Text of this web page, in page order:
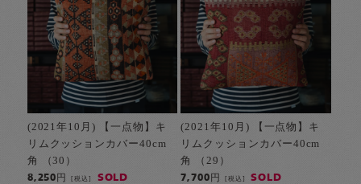
(2021年10月) 【一点物】キ
リムクッションカバー40cm
角 （30）
8,250円[税込] SOLD
(2021年10月) 【一点物】キ
リムクッションカバー40cm
角 （29）
7,700円 [税込] SOLD